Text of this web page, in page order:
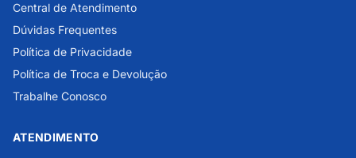
Central de Atendimento
Dúvidas Frequentes
Política de Privacidade
Política de Troca e Devolução
Trabalhe Conosco
ATENDIMENTO